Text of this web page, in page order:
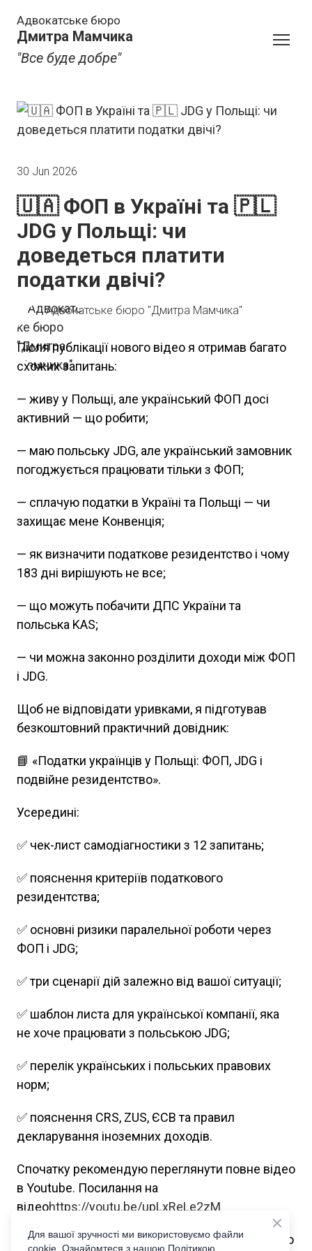
Адвокатське бюро
Дмитра Мамчика
"Все буде добре"
30 Jun 2026
🇺🇦 ФОП в Україні та 🇵🇱
JDG у Польщі: чи
доведеться платити
податки двічі?
Адвокатське бюро "Дмитра Мамчика"
Після публікації нового відео я отримав багато
схожих запитань:
— живу у Польщі, але український ФОП досі
активний — що робити;
— маю польську JDG, але український замовник
погоджується працювати тільки з ФОП;
— сплачую податки в Україні та Польщі — чи
захищає мене Конвенція;
— як визначити податкове резидентство і чому
183 дні вирішують не все;
— що можуть побачити ДПС України та
польська KAS;
— чи можна законно розділити доходи між ФОП
і JDG.
Щоб не відповідати уривками, я підготував
безкоштовний практичний довідник:
📘 «Податки українців у Польщі: ФОП, JDG і
подвійне резидентство».
Усередині:
✅ чек-лист самодіагностики з 12 запитань;
✅ пояснення критеріїв податкового
резидентства;
✅ основні ризики паралельної роботи через
ФОП і JDG;
✅ три сценарії дій залежно від вашої ситуації;
✅ шаблон листа для української компанії, яка
не хоче працювати з польською JDG;
✅ перелік українських і польських правових
норм;
✅ пояснення CRS, ZUS, ЄСВ та правил
декларування іноземних доходів.
Спочатку рекомендую переглянути повне відео
в Youtube. Посилання на
відеоhttps://youtu.be/upLxReLe2zM
Забрати безкоштовний практичний довідник до
Для вашої зручності ми використовуємо файли
cookie. Ознайомтеся з нашою Політикою